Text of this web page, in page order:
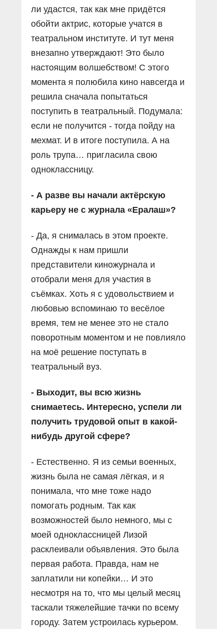
ли удастся, так как мне придётся
обойти актрис, которые учатся в
театральном институте. И тут меня
внезапно утверждают! Это было
настоящим волшебством! С этого
момента я полюбила кино навсегда и
решила сначала попытаться
поступить в театральный. Подумала:
если не получится - тогда пойду на
мехмат. И в итоге поступила. А на
роль трупа… пригласила свою
одноклассницу.
- А разве вы начали актёрскую
карьеру не с журнала «Ералаш»?
- Да, я снималась в этом проекте.
Однажды к нам пришли
представители киножурнала и
отобрали меня для участия в
съёмках. Хоть я с удовольствием и
любовью вспоминаю то весёлое
время, тем не менее это не стало
поворотным моментом и не повлияло
на моё решение поступать в
театральный вуз.
- Выходит, вы всю жизнь
снимаетесь. Интересно, успели ли
получить трудовой опыт в какой-
нибудь другой сфере?
- Естественно. Я из семьи военных,
жизнь была не самая лёгкая, и я
понимала, что мне тоже надо
помогать родным. Так как
возможностей было немного, мы с
моей одноклассницей Лизой
расклеивали объявления. Это была
первая работа. Правда, нам не
заплатили ни копейки… И это
несмотря на то, что мы целый месяц
таскали тяжелейшие тачки по всему
городу. Затем устроилась курьером.